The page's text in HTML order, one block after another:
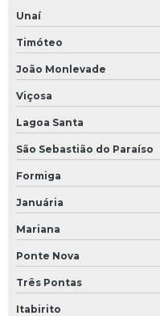
óleo térmico lubrax
óleo térmico mobil
óleo térmico petrobras
óleo térmico preço
óleo térmico shell
óleo térmico para usina
óleo para transferência
Otimização de
Unaí
Timóteo
João Monlevade
Viçosa
Lagoa Santa
São Sebastião do Paraíso
Formiga
Januária
Mariana
Ponte Nova
Três Pontas
Itabirito